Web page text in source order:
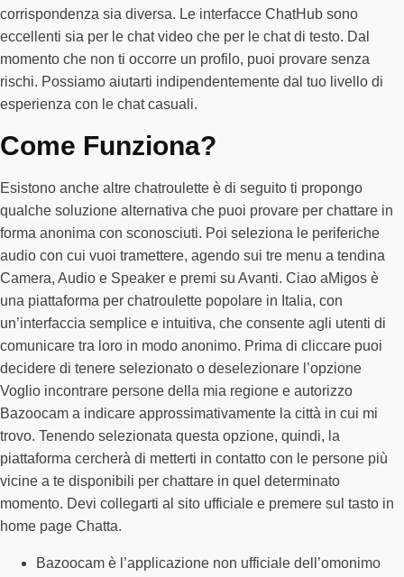
corrispondenza sia diversa. Le interfacce ChatHub sono
eccellenti sia per le chat video che per le chat di testo. Dal
momento che non ti occorre un profilo, puoi provare senza
rischi. Possiamo aiutarti indipendentemente dal tuo livello di
esperienza con le chat casuali.
Come Funziona?
Esistono anche altre chatroulette è di seguito ti propongo
qualche soluzione alternativa che puoi provare per chattare in
forma anonima con sconosciuti. Poi seleziona le periferiche
audio con cui vuoi tramettere, agendo sui tre menu a tendina
Camera, Audio e Speaker e premi su Avanti. Ciao aMigos è
una piattaforma per chatroulette popolare in Italia, con
un’interfaccia semplice e intuitiva, che consente agli utenti di
comunicare tra loro in modo anonimo. Prima di cliccare puoi
decidere di tenere selezionato o deselezionare l’opzione
Voglio incontrare persone della mia regione e autorizzo
Bazoocam a indicare approssimativamente la città in cui mi
trovo. Tenendo selezionata questa opzione, quindi, la
piattaforma cercherà di metterti in contatto con le persone più
vicine a te disponibili per chattare in quel determinato
momento. Devi collegarti al sito ufficiale e premere sul tasto in
home page Chatta.
Bazoocam è l’applicazione non ufficiale dell’omonimo